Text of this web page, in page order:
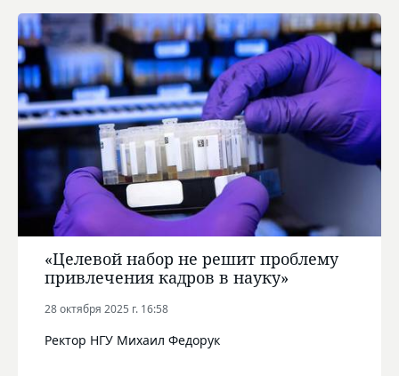
«Целевой набор не решит проблему
привлечения кадров в науку»
28 октября 2025 г. 16:58
Ректор НГУ Михаил Федорук